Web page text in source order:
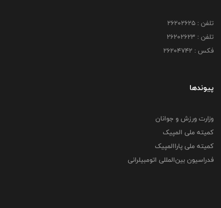
تلفن : ۲۶۲۰۲۶۲۵
تلفن : ۲۶۲۰۲۶۲۳
فکس : ۲۶۲۰۴۷۴۲
پیوندها
وزارت ورزش و جوانان
کمیته ملی المپیک
کمیته ملی پاراالمپیک
فدراسیون بین‌المللی اتومبیلرانی